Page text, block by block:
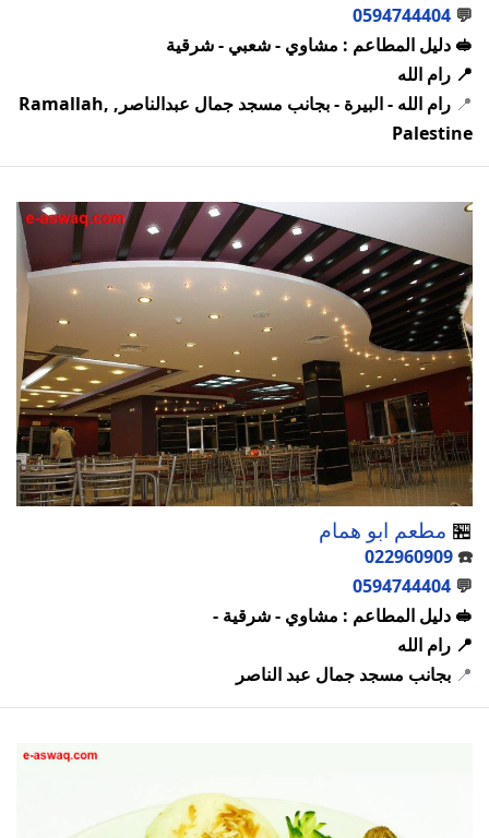
💬
0594744404
🥪 دليل المطاعم : مشاوي - شعبي - شرقية
📍 رام الله
📍
رام الله - البيرة - بجانب مسجد جمال عبدالناصر, Ramallah,
Palestine
🏪 مطعم ابو همام
☎️
022960909
💬
0594744404
🥪 دليل المطاعم : مشاوي - شرقية -
📍 رام الله
📍 بجانب مسجد جمال عبد الناصر